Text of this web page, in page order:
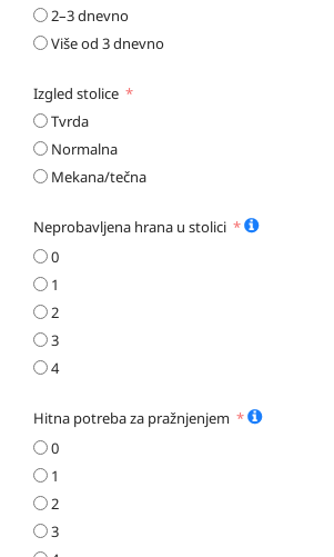
2–3 dnevno
Više od 3 dnevno
Izgled stolice
Tvrda
Normalna
Mekana/tečna
Neprobavljena hrana u stolici
0
1
2
3
4
Hitna potreba za pražnjenjem
0
1
2
3